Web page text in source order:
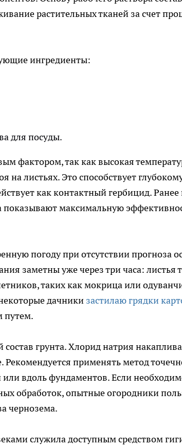
растительных тканей за счет
ингредиенты:
для посуды.
фактором, так как высокая
на листьях. Это способствует
как контактный гербицид. Ранее
показывают максимальную
погоду при отсутствии прогноза
заметны уже через три часа: листья
таких как мокрица или
дачники застилаю грядки
путем.
грунта. Хлорид натрия
применять метод
вдоль фундаментов. Если
обработок, опытные огородники
чернозема.
служила доступным средством